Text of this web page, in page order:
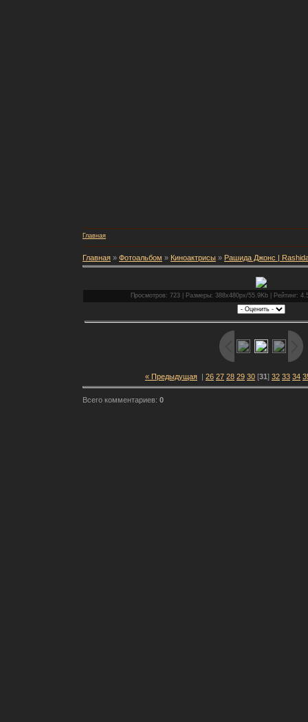
Главная
Главная » Фотоальбом » Киноактрисы » Рашида Джонс |
Просмотров: 723 | Размеры: 388x480px/55.9Kb | Рейтинг:
« Предыдущая | 26 27 28 29 30 [31] 32 33 34
Всего комментариев: 0